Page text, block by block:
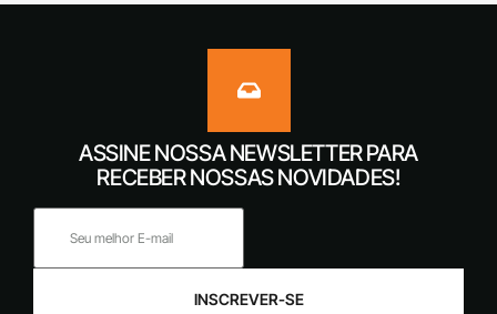
ASSINE NOSSA NEWSLETTER PARA
RECEBER NOSSAS NOVIDADES!
INSCREVER-SE